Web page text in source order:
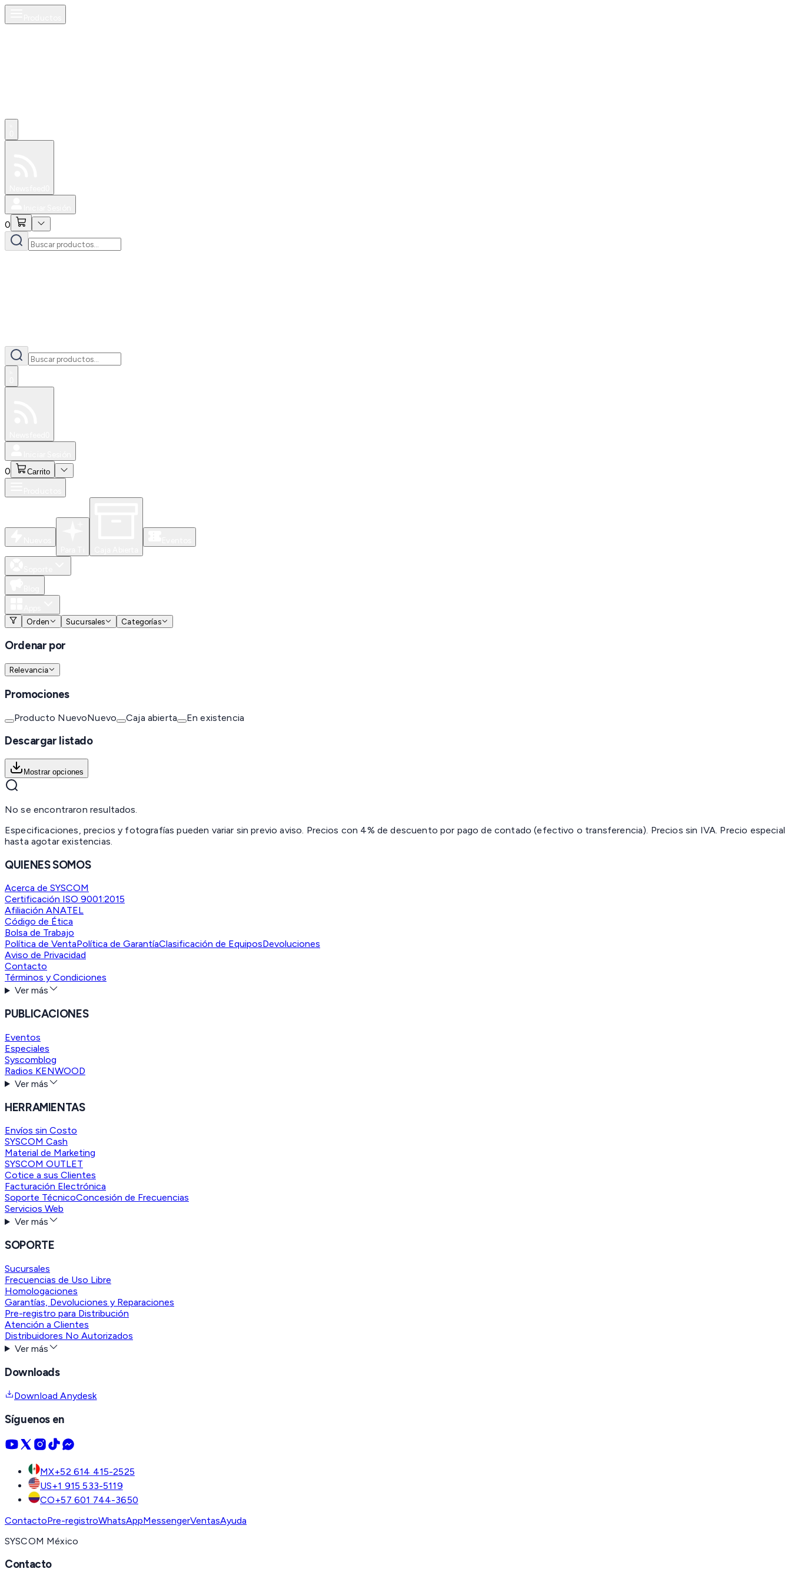
0
0 Carrito
Orden
Sucursales Categorías
Ordenar por
Relevancia
Promociones
Producto NuevoNuevo Caja abierta En existencia
Descargar listado
Mostrar opciones
No se encontraron resultados.
Especificaciones, precios y fotografías pueden variar sin previo aviso. Precios con 4% de descuento por pago de contado (efectivo o transferencia). Precios sin IVA. Precio especial
hasta agotar existencias.
QUIENES SOMOS
Acerca de SYSCOM
Certificación ISO 9001:2015
Afiliación ANATEL
Código de Ética
Bolsa de Trabajo
Política de VentaPolítica de GarantíaClasificación de EquiposDevoluciones
Aviso de Privacidad
Contacto
Términos y Condiciones
Ver más
PUBLICACIONES
Eventos
Especiales
Syscomblog
Radios KENWOOD
Ver más
HERRAMIENTAS
Envíos sin Costo
SYSCOM Cash
Material de Marketing
SYSCOM OUTLET
Cotice a sus Clientes
Facturación Electrónica
Soporte TécnicoConcesión de Frecuencias
Servicios Web
Ver más
SOPORTE
Sucursales
Frecuencias de Uso Libre
Homologaciones
Garantías, Devoluciones y Reparaciones
Pre-registro para Distribución
Atención a Clientes
Distribuidores No Autorizados
Ver más
Downloads
Download Anydesk
Síguenos en
MX+52 614 415-2525
US+1 915 533-5119
CO+57 601 744-3650
ContactoPre-registroWhatsAppMessengerVentasAyuda
SYSCOM México
Contacto